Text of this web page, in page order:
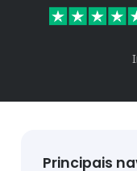
Principais